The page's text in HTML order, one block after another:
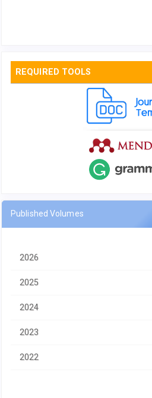
REQUIRED TOOLS
Published Volumes
2026
2025
2024
2023
2022